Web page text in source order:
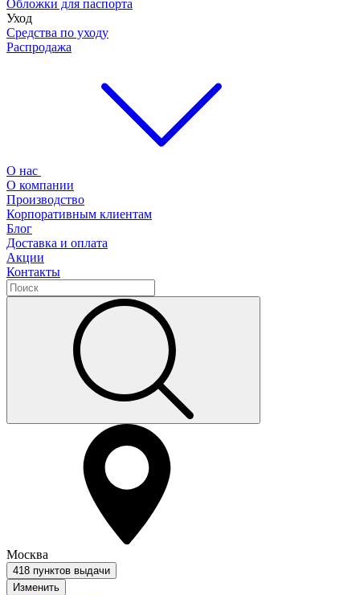
Обложки для паспорта
Уход
Средства по уходу
Распродажа
О нас
О компании
Производство
Корпоративным клиентам
Блог
Доставка и оплата
Акции
Контакты
Москва
418 пунктов выдачи
Изменить